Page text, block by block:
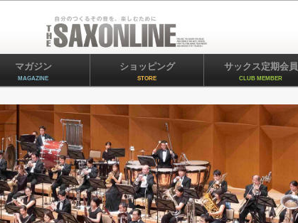
マガジン
MAGAZINE
ショッピング
STORE
サックス定期会員
CLUB MEMBER